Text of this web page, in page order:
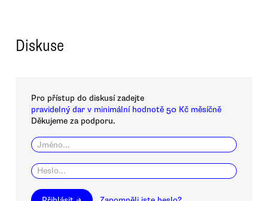
Diskuse
Pro přístup do diskusí zadejte
pravidelný dar v minimální hodnotě 50 Kč měsíčně
Děkujeme za podporu.